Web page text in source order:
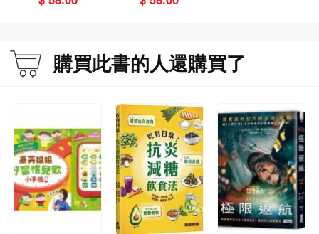
萬．塔布斯亞
萬．塔布斯亞
購買此書的人還購買了